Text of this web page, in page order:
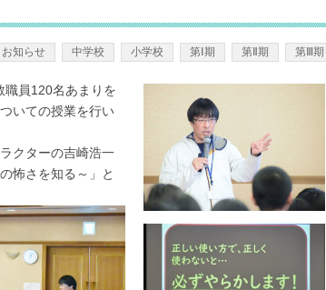
お知らせ 中学校 小学校 第Ⅰ期 第Ⅱ期 第Ⅲ期
員120名あまりを
いての授業を行い
クターの吉崎浩一
怖さを知る～」と